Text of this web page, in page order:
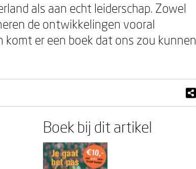
als aan echt leiderschap. Zowel
de ontwikkelingen vooral
komt er een boek dat ons zou kunnen
Boek bij dit artikel